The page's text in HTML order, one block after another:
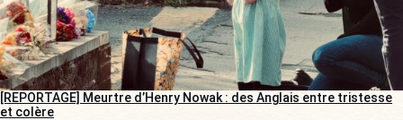
[REPORTAGE] Meurtre d’Henry Nowak : des Anglais entre tristesse
et colère